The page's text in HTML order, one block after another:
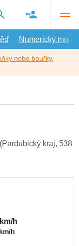
Numerický model
nebo bouřky,
kraj, 538
h
h